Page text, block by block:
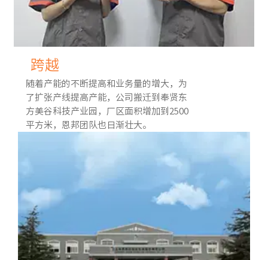
跨越
随着产能的不断提高和业务量的增大，为
了扩张产线提高产能，公司搬迁到奉贤东
方美谷科技产业园，厂区面积增加到2500
平方米，恩邦团队也日渐壮大。